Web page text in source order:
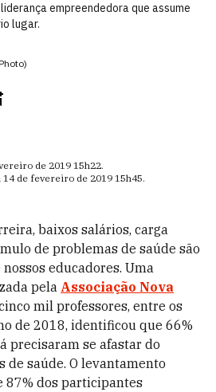
empreendedora que assume
lugar.
de 2019 15h22.
14 de fevereiro de 2019 15h45.
baixos salários, carga
de problemas de saúde são
educadores. Uma
pela Associação Nova
mil professores, entre os
de 2018, identificou que 66%
precisaram se afastar do
de saúde. O levantamento
87% dos participantes